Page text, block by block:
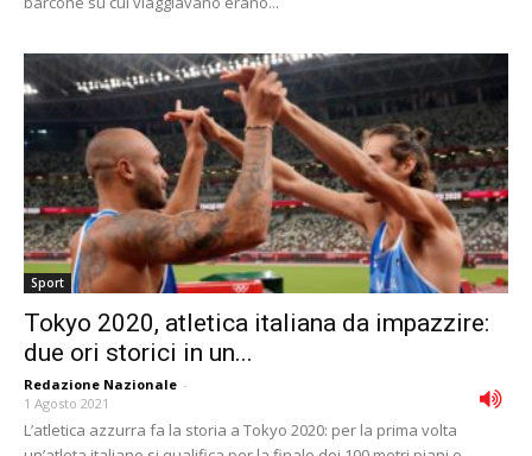
Sport
Tokyo 2020, atletica italiana da impazzire:
due ori storici in un...
Redazione Nazionale -
1 Agosto 2021
L’atletica azzurra fa la storia a Tokyo 2020: per la prima volta